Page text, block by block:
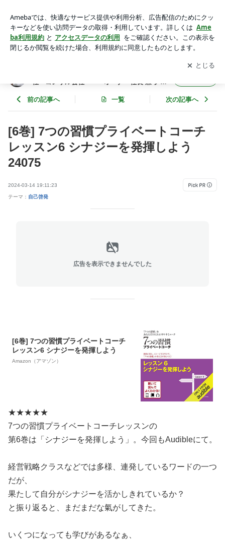
しよう 24075 | 年間365冊×今年22年目 武道場主 兼 投資会
社・コンサル会社 オーナー社長 兼 グロービス経営大学
院准教授による読書日記
アプリをダウンロードして ブログの更新通知
を受け取りまし
ょう。
開く
社・コンサル会社 オーナー社長 兼 グロ
前の記事へ 一覧 次の記事へ
[6巻] 7つの習慣プライベートコーチ
レッスン6 シナジーを発揮しよう
24075
2024-03-14 19:11:23
テーマ： 自己啓発
広告を表示できませんでした
[6巻] 7つの習慣プライベートコーチ
レッスン6 シナジーを発揮しよう
Amazon（アマゾン）
★★★★★
7つの習慣プライベートコーチレッスンの
第6巻は「シナジーを発揮しよう」。今回もAudibleにて。
経営戦略クラスなどでは多様、連発しているワードの一つ
だが、
果たして自分がシナジーを活かしきれているか？
と振り返ると、まだまだな氣がしてきた。
いくつになっても学びがあるなぁ、